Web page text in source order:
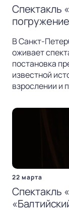
Спектакль
В Санкт-
оживает
постановка
известной
взрослении и
22 марта
Спектакль